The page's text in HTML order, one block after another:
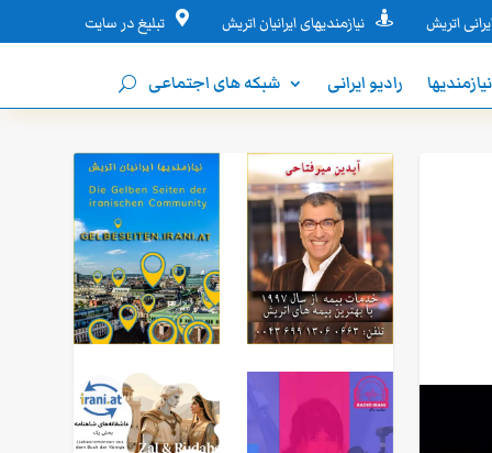
اتریش  نیازمندیهای ایرانیان اتریش  تبلیغ در سایت
نیازمندیها رادیو ایرانی شبکه های اجتماعی